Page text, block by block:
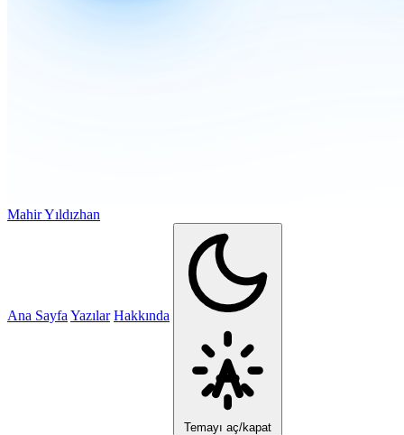
Mahir Yıldızhan
Ana Sayfa Yazılar Hakkında
Temayı aç/kapat